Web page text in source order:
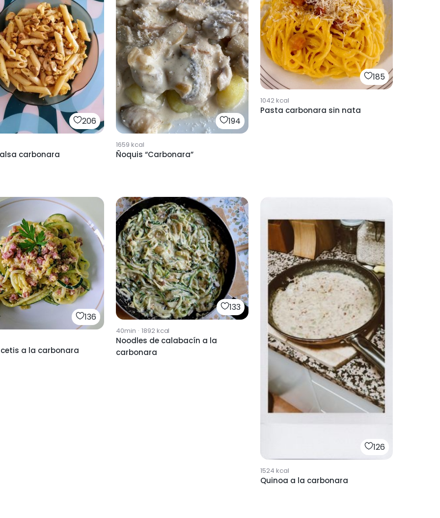
206
carbonara
194
1659 kcal
Ñoquis “Carbonara”
185
1042kcal
Pasta carbonara sin nata
136
a la carbonara
133
40min · 1892kcal
Noodles de calabacín a la
carbonara
126
1524 kcal
Quinoa a la carbonara